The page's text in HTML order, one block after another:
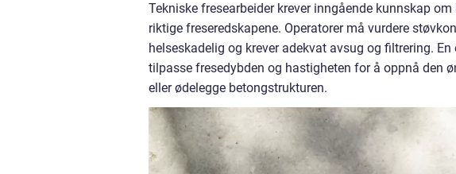
Tekniske fresearbeider krever inngående kunnskap
riktige freseredskapene. Operatorer må vurdere
helseskadelig og krever adekvat avsug og filtrering.
tilpasse fresedybden og hastigheten for å oppnå den
eller ødelegge betongstrukturen.